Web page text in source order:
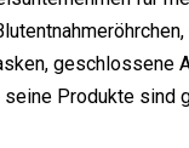
geschlossene
Produkte sind